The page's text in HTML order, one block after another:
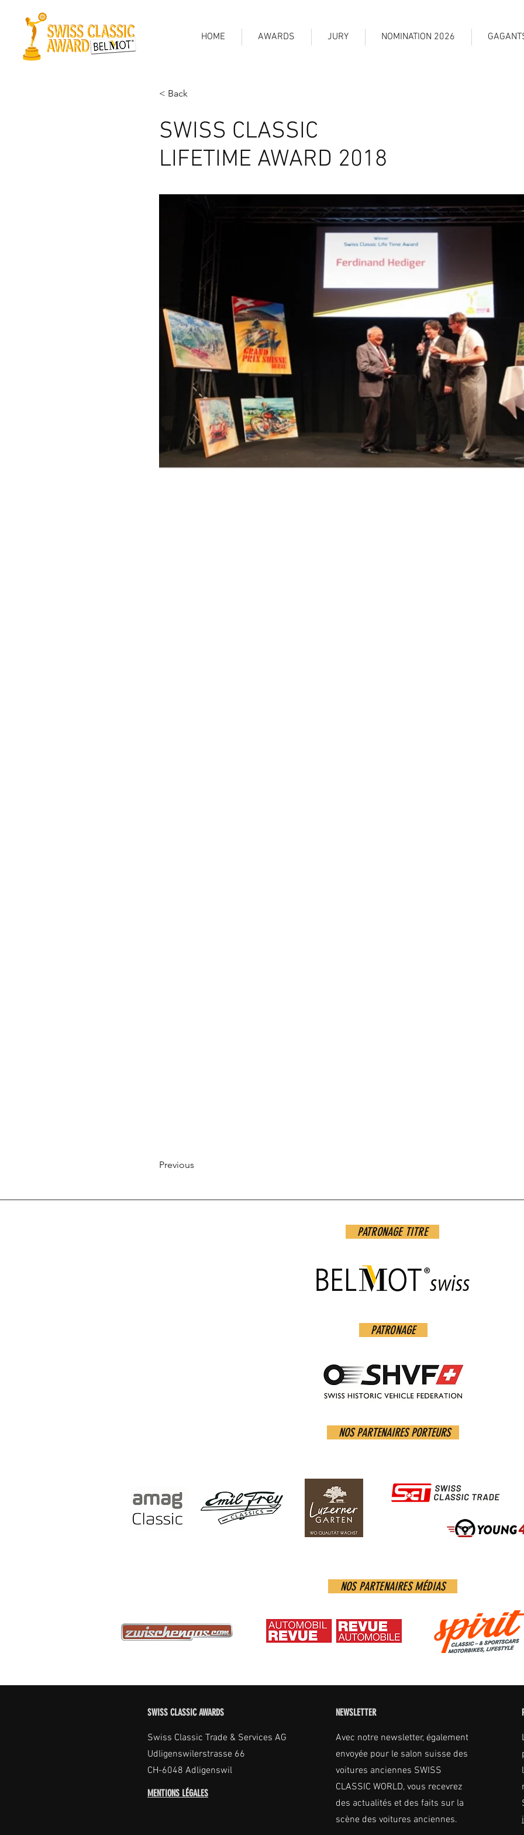
HOME AWARDS JURY NOMINATION 2026
< Back
SWISS CLASSIC
LIFETIME AWARD 2018
Previous
SWISS CLASSIC AWARDS
Swiss Classic Trade & Services AG
Udligenswilerstrasse 66
CH-6048 Adligenswil
MENTIONS LÉGALES
NEWSLETTER
Avec notre newsletter, également
envoyée pour le salon suisse des
voitures anciennes SWISS
CLASSIC WORLD, vous recevrez
des actualités et des faits sur la
scène des voitures anciennes.
PATRONAGE TITRE
PATRONAGE
NOS PARTENAIRES PORTEURS
NOS PARTENAIRES MÉDIAS